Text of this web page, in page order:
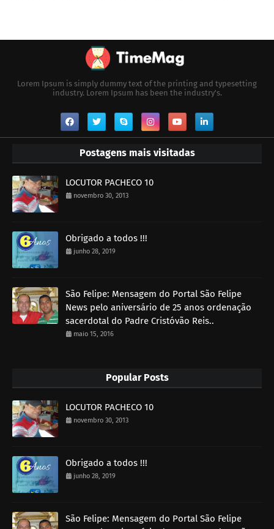
Lorem Ipsum is simply dummy text of the printing and typesetting
industry. Lorem Ipsum has been the industry's.
Postagens mais visitadas
LOCUTOR PACHECO 10
novembro 30, 2013
Obrigado a todos !!!
junho 28, 2019
São Felipe: Mensagem do Portal São Felipe
News pelo aniversário de 25 anos ordenação
sacerdotal do Padre Cristóvão Reis..
maio 15, 2016
Popular Posts
LOCUTOR PACHECO 10
novembro 30, 2013
Obrigado a todos !!!
junho 28, 2019
São Felipe: Mensagem do Portal São Felipe